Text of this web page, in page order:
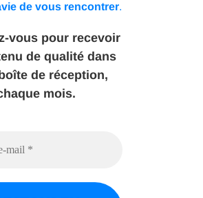
de vous rencontrer.
vous pour recevoir
de qualité dans
de réception,
mois.